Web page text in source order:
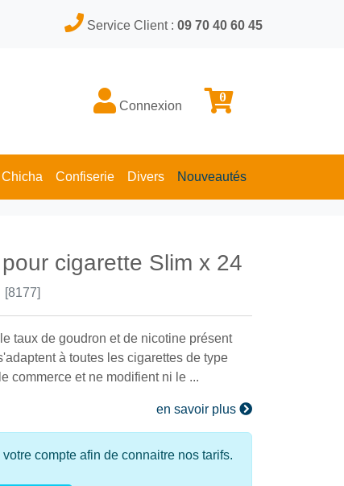
Service Client : 09 70 40 60 45
Connexion
0
Chicha Confiserie Divers Nouveautés
cigarette Slim x 24
[8177]
taux de goudron et de nicotine présent
à toutes les cigarettes de type
commerce et ne modifient ni le ...
en savoir plus
compte afin de connaitre nos tarifs.